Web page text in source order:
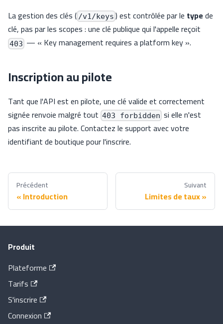
La gestion des clés ( /v1/keys ) est contrôlée par le typede
clé, pas par les scopes : une clé publique qui l'appelle reçoit
403 — « Key management requires a platform key ».
Inscription au pilote
Tant que l'API est en pilote, une clé valide et correctement
signée renvoie malgré tout 403 forbidden si elle n'est
pas inscrite au pilote. Contactez le support avec votre
identifiant de boutique pour l'inscrire.
Précédent
Introduction
Suivant
Limites de taux
Produit
Plateforme
Tarifs
S'inscrire
Connexion